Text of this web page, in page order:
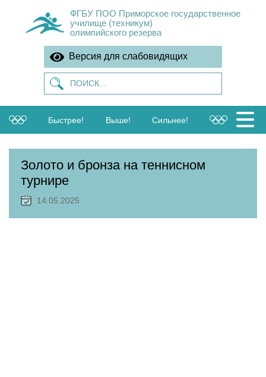
ФГБУ ПОО Приморское государственное
училище (техникум)
олимпийского резерва
Версия для слабовидящих
Быстрее! Выше! Сильнее!
Золото и бронза на теннисном
турнире
14.05.2025